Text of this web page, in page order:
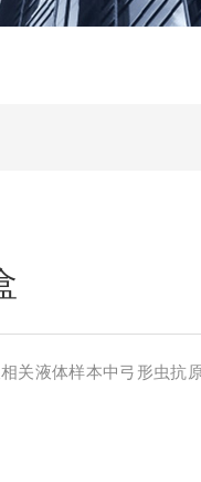
关液体样本中弓形虫抗